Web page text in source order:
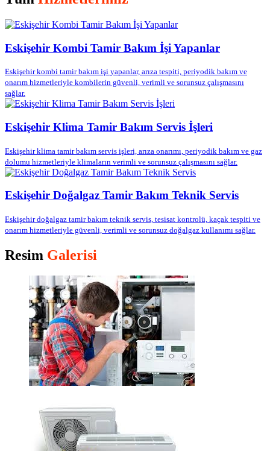
Eskişehir Kombi Tamir Bakım İşi Yapanlar
Eskişehir kombi tamir bakım işi yapanlar, arıza tespiti, periyodik bakım ve
onarım hizmetleriyle kombilerin güvenli, verimli ve sorunsuz çalışmasını
sağlar.
Eskişehir Klima Tamir Bakım Servis İşleri
Eskişehir klima tamir bakım servis işleri, arıza onarımı, periyodik bakım ve gaz
dolumu hizmetleriyle klimaların verimli ve sorunsuz çalışmasını sağlar.
Eskişehir Doğalgaz Tamir Bakım Teknik Servis
Eskişehir doğalgaz tamir bakım teknik servis, tesisat kontrolü, kaçak tespiti ve
onarım hizmetleriyle güvenli, verimli ve sorunsuz doğalgaz kullanımı sağlar.
Resim Galerisi